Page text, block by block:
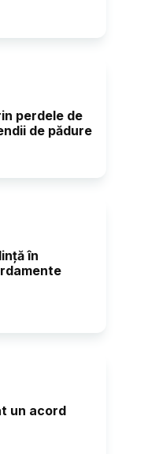
perdele de
de pădure
în
un acord